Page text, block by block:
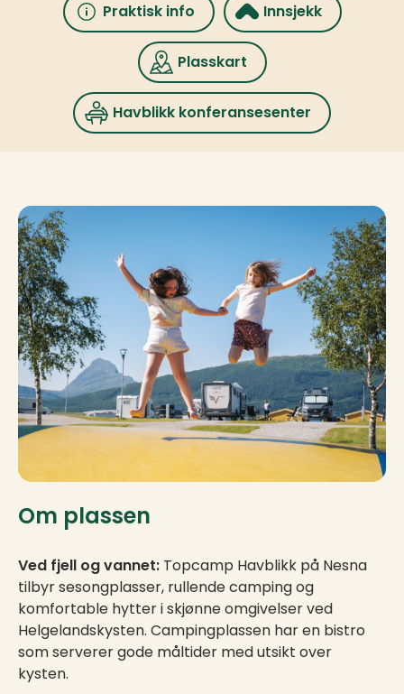
Praktisk info Innsjekk
Plasskart
Havblikk konferansesenter
Om plassen
Ved fjell og vannet: Topcamp Havblikk på Nesna
tilbyr sesongplasser, rullende camping og
komfortable hytter i skjønne omgivelser ved
Helgelandskysten. Campingplassen har en bistro
som serverer gode måltider med utsikt over
kysten.